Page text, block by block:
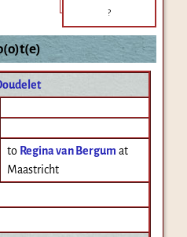
?
to Regina van Bergum at
Maastricht